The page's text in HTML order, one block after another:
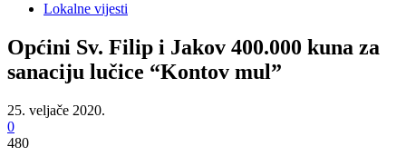
Lokalne vijesti
Općini Sv. Filip i Jakov 400.000 kuna za
sanaciju lučice “Kontov mul”
25. veljače 2020.
0
480